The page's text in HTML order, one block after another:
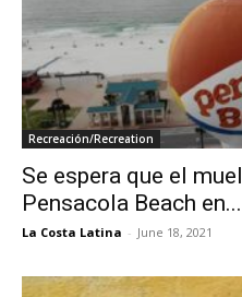
Recreación/Recreation
Se espera que el
Pensacola Beach en...
La Costa Latina - June 18, 2021